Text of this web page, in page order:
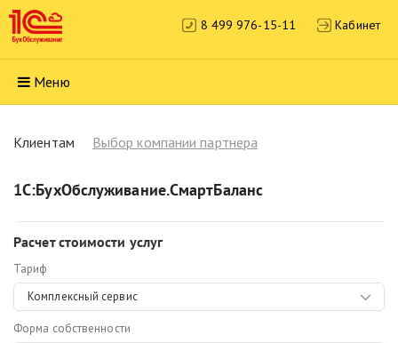
8 499 976-15-11 Кабинет
Меню
Клиентам Выбор компании партнера
1С:БухОбслуживание.СмартБаланс
Расчет стоимости услуг
Тариф
Комплексный сервис
Форма собственности